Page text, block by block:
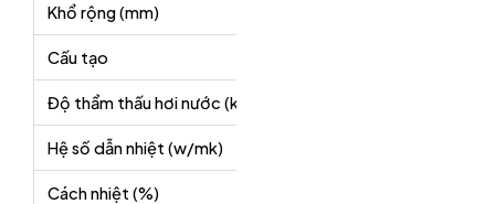
Khổ rộng (mm)
Cấu tạo
Độ thẩm thấu hơi nước (kg/Pa.s.m)
Hệ số dẫn nhiệt (w/mk)
Cách nhiệt (%)